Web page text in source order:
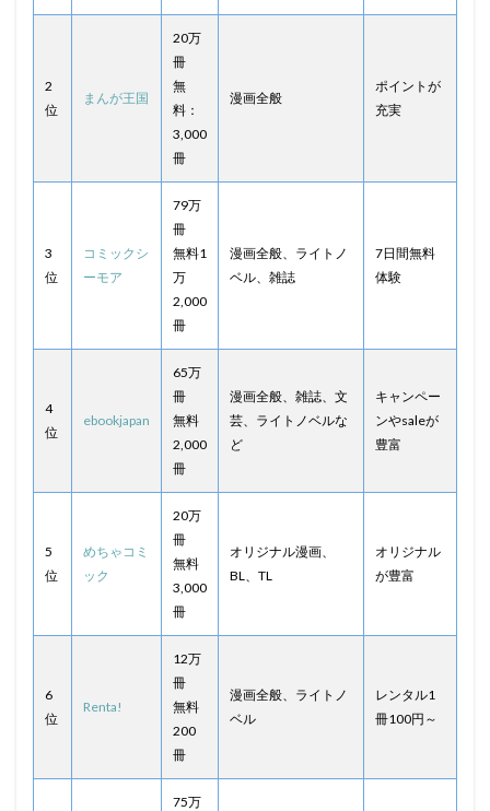
2
位
まんが王国
20万
冊
無
料：
3,000
冊
漫画全般
ポイントが
充実
3
位
コミックシ
ーモア
79万
冊
無料1
万
2,000
冊
漫画全般、ライトノ
ベル、雑誌
7日間無料
体験
4
位
ebookjapan
65万
冊
無料
2,000
冊
漫画全般、雑誌、文
芸、ライトノベルな
ど
キャンペー
ンやsaleが
豊富
5
位
めちゃコミ
ック
20万
冊
無料
3,000
冊
オリジナル漫画、
BL、TL
オリジナル
が豊富
6
位
Renta!
12万
冊
無料
200
冊
漫画全般、ライトノ
ベル
レンタル1
冊100円～
75万